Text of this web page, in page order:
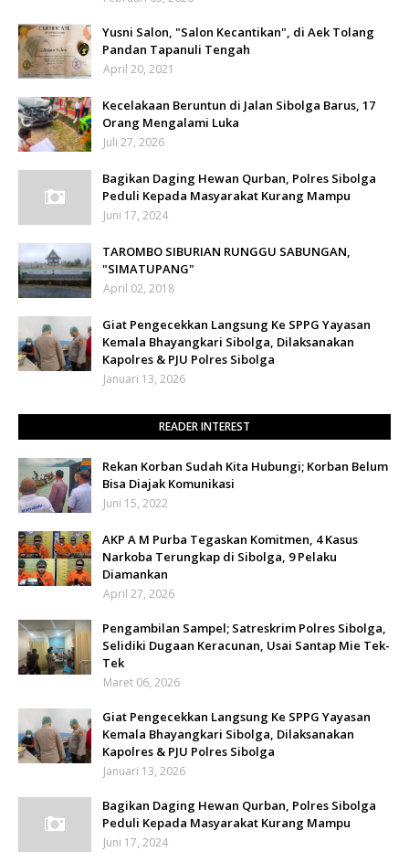
Yusni Salon, "Salon Kecantikan", di Aek Tolang
Pandan Tapanuli Tengah
April 20, 2021
Kecelakaan Beruntun di Jalan Sibolga Barus, 17
Orang Mengalami Luka
Juli 27, 2026
Bagikan Daging Hewan Qurban, Polres Sibolga
Peduli Kepada Masyarakat Kurang Mampu
Juni 17, 2024
TAROMBO SIBURIAN RUNGGU SABUNGAN,
"SIMATUPANG"
April 02, 2018
Giat Pengecekkan Langsung Ke SPPG Yayasan
Kemala Bhayangkari Sibolga, Dilaksanakan
Kapolres & PJU Polres Sibolga
Januari 13, 2026
READER INTEREST
Rekan Korban Sudah Kita Hubungi; Korban Belum
Bisa Diajak Komunikasi
Juni 15, 2022
AKP A M Purba Tegaskan Komitmen, 4 Kasus
Narkoba Terungkap di Sibolga, 9 Pelaku
Diamankan
April 27, 2026
Pengambilan Sampel; Satreskrim Polres Sibolga,
Selidiki Dugaan Keracunan, Usai Santap Mie Tek-
Tek
Maret 06, 2026
Giat Pengecekkan Langsung Ke SPPG Yayasan
Kemala Bhayangkari Sibolga, Dilaksanakan
Kapolres & PJU Polres Sibolga
Januari 13, 2026
Bagikan Daging Hewan Qurban, Polres Sibolga
Peduli Kepada Masyarakat Kurang Mampu
Juni 17, 2024